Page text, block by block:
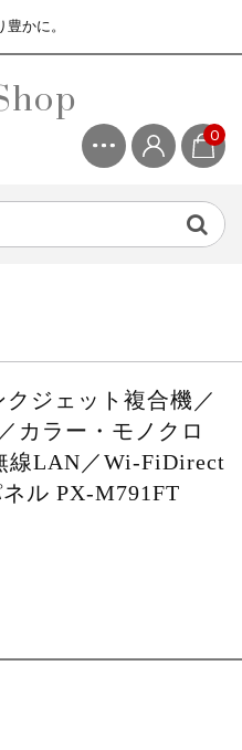
かに。
0
ジェット複合機／
カラー・モノクロ
線LAN／Wi-FiDirect
ル PX-M791FT